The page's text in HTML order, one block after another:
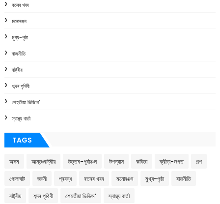
বতৰৰ খবৰ
মনোৰঞ্জন
মুখ্য-পৃষ্ঠা
ৰাজনীতি
ৰাষ্ট্ৰীয়
শব্দৰ পৃথিবী
শেহতীয়া ভিডিঅ’
স্বাস্থ্য বাৰ্তা
TAGS
অসম আন্তঃৰাষ্ট্ৰীয় উত্তৰ-পূৰ্বাঞ্চল উপন্যাস কবিতা ক্রীড়া-জগত গল্প
গোলাঘাট জননী প্ৰবন্ধ বতৰৰ খবৰ মনোৰঞ্জন মুখ্য-পৃষ্ঠা ৰাজনীতি
ৰাষ্ট্ৰীয় শব্দৰ পৃথিবী শেহতীয়া ভিডিঅ’ স্বাস্থ্য বাৰ্তা